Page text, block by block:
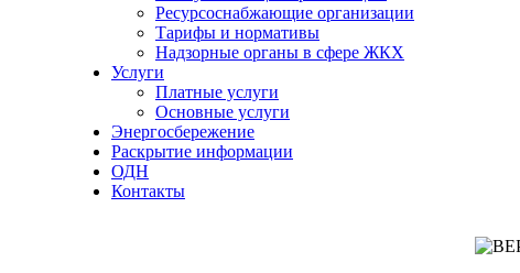
Ресурсоснабжающие организации
Тарифы и нормативы
Надзорные органы в сфере ЖКХ
Услуги
Платные услуги
Основные услуги
Энергосбережение
Раскрытие информации
ОДН
Контакты